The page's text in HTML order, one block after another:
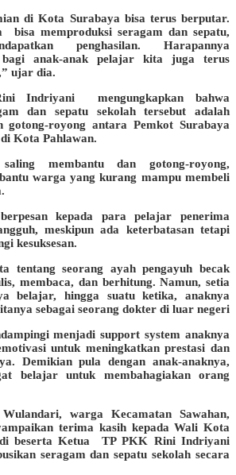
di Kota Surabaya bisa terus berputar.
memproduksi seragam dan sepatu,
penghasilan. Harapannya
bagi anak-anak pelajar kita juga terus
ujar dia.
Indriyani mengungkapkan bahwa
dan sepatu sekolah tersebut adalah
gotong-royong antara Pemkot Surabaya
Kota Pahlawan.
membantu dan gotong-royong,
warga yang kurang mampu membeli
kepada para pelajar penerima
meskipun ada keterbatasan tetapi
kesuksesan.
tentang seorang ayah pengayuh becak
membaca, dan berhitung. Namun, setia
belajar, hingga suatu ketika, anaknya
sebagai seorang dokter di luar negeri
menjadi support system anaknya
untuk meningkatkan prestasi dan
Demikian pula dengan anak-anaknya,
belajar untuk membahagiakan orang
warga Kecamatan Sawahan,
terima kasih kepada Wali Kota
beserta Ketua TP PKK Rini Indriyani
seragam dan sepatu sekolah secara